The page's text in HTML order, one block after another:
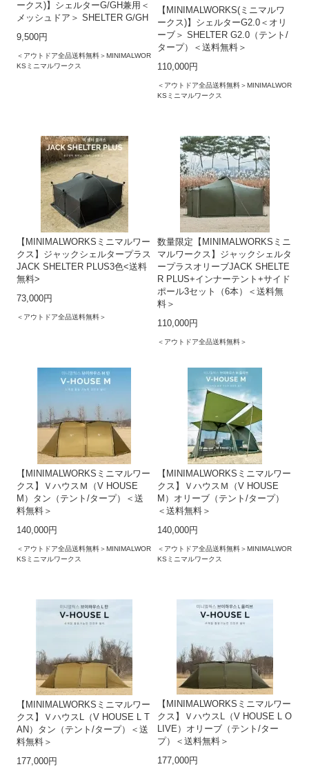
ークス)】シェルターG/GH兼用＜
メッシュドア＞ SHELTER G/GH
9,500円
＜アウトドア全品送料無料＞MINIMALWOR
KSミニマルワークス
【MINIMALWORKS(ミニマルワ
ークス)】シェルターG2.0＜オリ
ーブ＞ SHELTER G2.0（テント/
タープ）＜送料無料＞
110,000円
＜アウトドア全品送料無料＞MINIMALWOR
KSミニマルワークス
【MINIMALWORKSミニマルワー
クス】ジャックシェルタープラス
JACK SHELTER PLUS3色<送料
無料>
73,000円
＜アウトドア全品送料無料＞
数量限定【MINIMALWORKSミニ
マルワークス】ジャックシェルタ
ープラスオリーブJACK SHELTE
R PLUS+インナーテント+サイド
ポール3セット（6本）＜送料無
料＞
110,000円
＜アウトドア全品送料無料＞
【MINIMALWORKSミニマルワー
クス】ＶハウスＭ（V HOUSE
M）タン（テント/タープ）＜送
料無料＞
140,000円
＜アウトドア全品送料無料＞MINIMALWOR
KSミニマルワークス
【MINIMALWORKSミニマルワー
クス】ＶハウスＭ（V HOUSE
M）オリーブ（テント/タープ）
＜送料無料＞
140,000円
＜アウトドア全品送料無料＞MINIMALWOR
KSミニマルワークス
【MINIMALWORKSミニマルワー
クス】ＶハウスL（V HOUSE L T
AN）タン（テント/タープ）＜送
料無料＞
177,000円
【MINIMALWORKSミニマルワー
クス】ＶハウスL（V HOUSE L O
LIVE）オリーブ（テント/ター
プ）＜送料無料＞
177,000円